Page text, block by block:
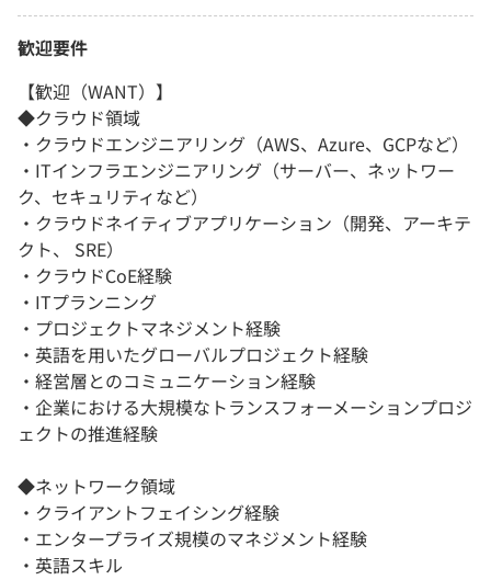
歓迎要件
【歓迎（WANT）】
◆クラウド領域
・クラウドエンジニアリング（AWS、Azure、GCPなど）
・ITインフラエンジニアリング（サーバー、ネットワー
ク、セキュリティなど）
・クラウドネイティブアプリケーション（開発、アーキテ
クト、 SRE）
・クラウドCoE経験
・ITプランニング
・プロジェクトマネジメント経験
・英語を用いたグローバルプロジェクト経験
・経営層とのコミュニケーション経験
・企業における大規模なトランスフォーメーションプロジ
ェクトの推進経験
◆ネットワーク領域
・クライアントフェイシング経験
・エンタープライズ規模のマネジメント経験
・英語スキル